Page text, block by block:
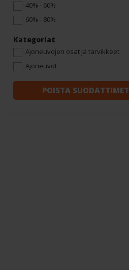
40% - 60%
60% - 80%
Kategoriat
Ajoneuvojen osat ja tarvikkeet
Ajoneuvot
POISTA SUODATTIMET